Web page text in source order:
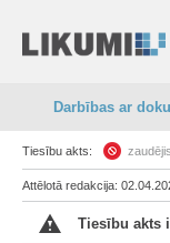
Darbības ar
Tiesību akts:
Attēlotā redakcija:
Tiesību akts